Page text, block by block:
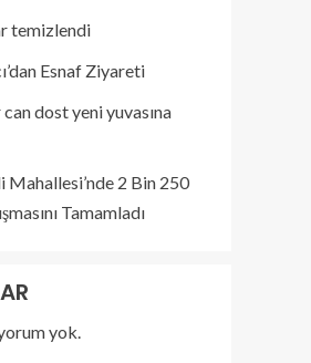
temizlendi
Esnaf Ziyareti
dost yeni yuvasına
Mahallesi’nde 2 Bin 250
Tamamladı
yok.